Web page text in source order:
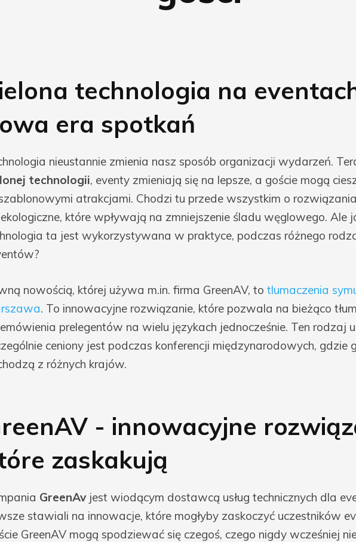
technologia na
era spotkań
nieustannie zmienia nasz sposób organizacji wydarzeń.
technologii, eventy zmieniają się na lepsze, a goście mogą
atrakcjami. Chodzi tu przede wszystkim o rozwiązania
które wpływają na zmniejszenie śladu węglowego. Ale
ta jest wykorzystywana w praktyce, podczas różnego
nowością, której używa m.in. firma GreenAV, to tlumaczenia
. To innowacyjne rozwiązanie, które pozwala na bieżąco
prelegentów na wielu językach jednocześnie. Ten rodzaj
ceniony jest podczas konferencji międzynarodowych, gdzie
z różnych krajów.
- innowacyjne
zaskakują
GreenAvjest wiodącym dostawcą usług technicznych dla
stawiali na innowacje, które mogłyby zaskoczyć uczestników
GreenAV mogą spodziewać się czegoś, czego nigdy wcześniej